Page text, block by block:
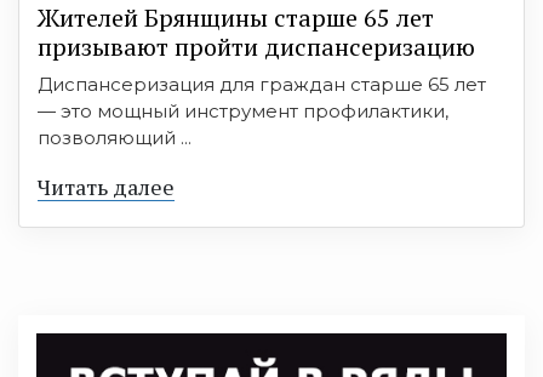
Жителей Брянщины старше 65 лет
призывают пройти диспансеризацию
Диспансеризация для граждан старше 65 лет
— это мощный инструмент профилактики,
позволяющий ...
Читать далее